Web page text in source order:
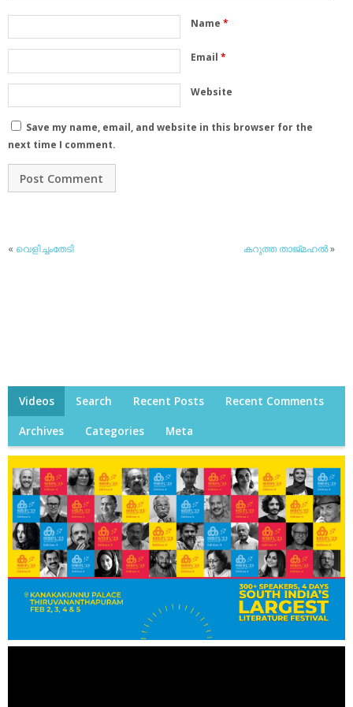
Name *
Email *
Website
Save my name, email, and website in this browser for the
next time I comment.
« വെളിച്ചംതേടി കറുത്ത താജ്മഹല്‍»
Videos Search Recent Posts Recent Comments
Archives Categories Meta